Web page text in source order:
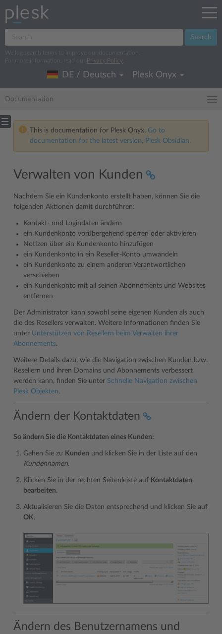
Search
We log search terms to improve our documentation.
For more information, read our
Privacy Policy
DE / Deutsch Plesk Onyx
Documentation
This is documentation for Plesk Onyx. Go to
documentation for the latest version, Plesk Obsidian.
Verwalten von Kunden
Nachdem Sie ein Kundenkonto erstellt haben, können Sie die
folgenden Aktionen damit durchführen:
Kontakt- und Logindaten ändern
ein Kundenkonto vorübergehend sperren oder aktivieren
Notizen über ein Kundenkonto hinzufügen
ein Kundenkonto in ein Reseller-Konto umwandeln
ein Kundenkonto zu einem anderen Verantwortlichen
verschieben
ein Kundenkonto mit all seinen Abonnements und Websites
entfernen
Der Administrator kann sowohl seine eigenen Kunden als auch
die des Resellers verwalten. Weitere Informationen finden Sie
unter Unterstützen von Resellern beim Verwalten ihrer
Abonnements.
Weitere Details dazu, wie die Navigation zwischen Kunden bzw.
Resellern und ihren Domains und Abonnements verbessert
werden kann, finden Sie unter Schnelle Navigation zwischen
Plesk Objekten.
Ändern der Kontaktdaten
So ändern Sie die Kontaktdaten eines Kunden:
Gehen Sie zu Kunden und klicken Sie in der Liste auf den
Kundennamen.
Klicken Sie in der rechten Seitenleiste auf Kontaktdaten
bearbeiten.
Aktualisieren Sie die Daten entsprechend und klicken Sie auf
OK.
Ändern des Benutzernamens und